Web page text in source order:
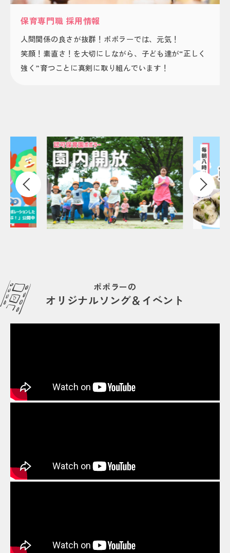
保育専門職 採用情報
人間関係の良さが抜群！ポポラーでは、元気！
笑顔！素直さ！を大切にしながら、子ども達が“正しく
強く”育つことに真剣に取り組んでいます！
ポポラーの
オリジナルソング＆イベント